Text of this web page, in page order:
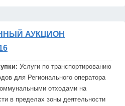
АУКЦИОН
Услуги по транспортированию
для Регионального оператора
отходами на
в пределах зоны деятельности